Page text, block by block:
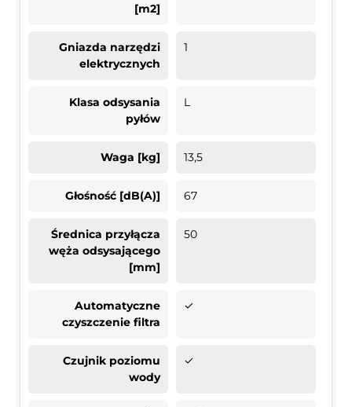
[m2]
Gniazda narzędzi
elektrycznych
1
Klasa odsysania
pyłów
L
Waga [kg] 13,5
Głośność [dB(A)] 67
Średnica przyłącza
węża odsysającego
[mm]
50
Automatyczne
czyszczenie filtra
✓
Czujnik poziomu
wody
✓